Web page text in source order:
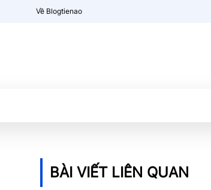
Về Blogtienao
BÀI VIẾT LIÊN QUAN